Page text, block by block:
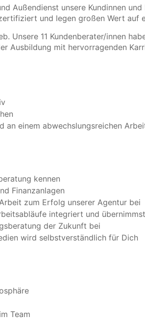
Außendienst unsere Kundinnen
und legen großen Wert auf
Unsere 11 Kundenberater/innen
Ausbildung mit hervorragenden
an einem abwechslungsreichen
kennen
Finanzanlagen
zum Erfolg unserer Agentur bei
integriert und
der Zukunft bei
wird selbstverständlich für Dich
Team